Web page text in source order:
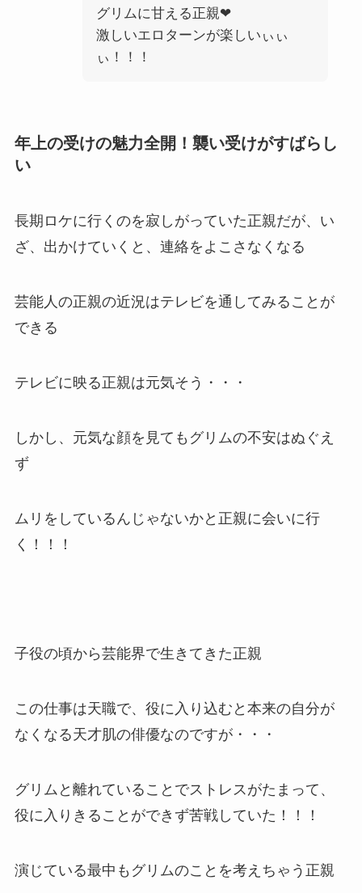
グリムに甘える正親❤
激しいエロターンが楽しいぃぃ
ぃ！！！
年上の受けの魅力全開！襲い受けがすばらし
い
長期ロケに行くのを寂しがっていた正親だが、い
ざ、出かけていくと、連絡をよこさなくなる
芸能人の正親の近況はテレビを通してみることが
できる
テレビに映る正親は元気そう・・・
しかし、元気な顔を見てもグリムの不安はぬぐえ
ず
ムリをしているんじゃないかと正親に会いに行
く！！！
子役の頃から芸能界で生きてきた正親
この仕事は天職で、役に入り込むと本来の自分が
なくなる天才肌の俳優なのですが・・・
グリムと離れていることでストレスがたまって、
役に入りきることができず苦戦していた！！！
演じている最中もグリムのことを考えちゃう正親